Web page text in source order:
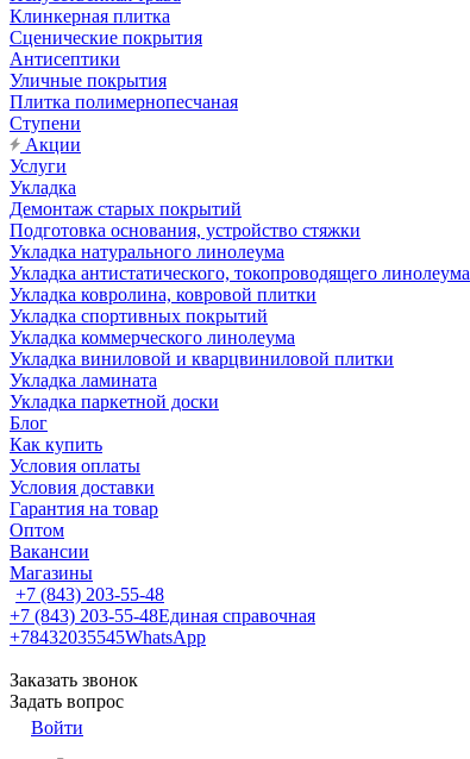
Клинкерная плитка
Сценические покрытия
Антисептики
Уличные покрытия
Плитка полимернопесчаная
Ступени
Акции
Услуги
Укладка
Демонтаж старых покрытий
Подготовка основания, устройство стяжки
Укладка натурального линолеума
Укладка антистатического, токопроводящего линолеума
Укладка ковролина, ковровой плитки
Укладка спортивных покрытий
Укладка коммерческого линолеума
Укладка виниловой и кварцвиниловой плитки
Укладка ламината
Укладка паркетной доски
Блог
Как купить
Условия оплаты
Условия доставки
Гарантия на товар
Оптом
Вакансии
Магазины
+7 (843) 203-55-48
+7 (843) 203-55-48Единая справочная
+78432035545WhatsApp
Заказать звонок
Задать вопрос
Войти